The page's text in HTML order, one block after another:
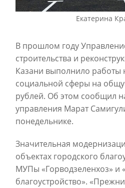
Екатерина
В прошлом году
строительства и
Казани выполнило работы
социальной сферы на
рублей. Об этом сообщил
управления Марат
понедельнике.
Значительная
объектах городского
МУПы «Горводзеленхоз» и
благоустройство».